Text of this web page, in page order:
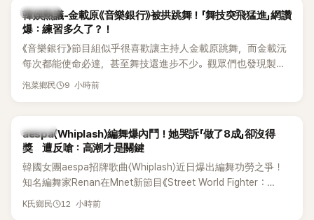
熱議討論
韓娛熱議-金載原《音樂銀行》被拱跳舞！「舞技突飛猛進」網讚
爆：練習多久了？！
《音樂銀行》節目組似乎很喜歡讓主持人金載原跳舞，而金載沅
每次都能使命必達，甚至舞技還進步不少。觀眾們也發現製作
單位對此樂此不疲。
泡菜鄉民 9 小時前
K-POP
aespa〈Whiplash〉編舞爆內鬥！她哭訴「做了8成」卻沒得
獎 遭反嗆：高潮才是關鍵
韓國女團aespa招牌歌曲〈Whiplash〉近日爆出編舞功勞之爭！
知名編舞家Renan在Mnet新節目《Street World Fighter：
Directors' War》預告中，公開談及自己在〈Whiplash〉編舞上的
K氏鄉民 12 小時前